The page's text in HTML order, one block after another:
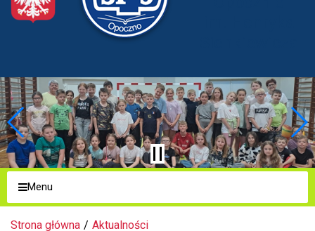
Menu
Strona główna
Aktualności